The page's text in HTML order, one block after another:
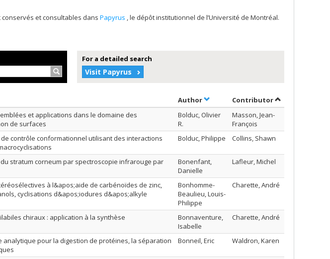
et consultables dans Papyrus , le dépôt institutionnel de l’Université de Montréal.
Search…
For a detailed search
Visit Papyrus
AuthorSort by author in ascending order
Contributorby contributor
et applications dans le domaine des
de surfaces
Bolduc, Olivier
R.
Masson, Jean-
François
contrôle conformationnel utilisant des interactions
Bolduc, Philippe Collins, Shawn
stratum corneum par spectroscopie infrarouge par
Bonenfant,
Danielle
Lafleur, Michel
à l&apos;aide de carbénoïdes de zinc,
cyclisations d&apos;iodures d&apos;alkyle
Bonhomme-
Beaulieu, Louis-
Philippe
Charette, André
chiraux : application à la synthèse
Bonnaventure,
Isabelle
Charette, André
pour la digestion de protéines, la séparation
Bonneil, Eric Waldron, Karen